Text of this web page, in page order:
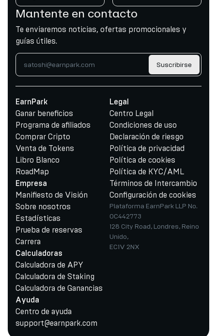
Mantente en contacto
Te enviaremos noticias, ofertas promocionales y
guías útiles.
Suscribirse
EarnPark
Ganar beneficios
Programa de afiliados
Comprar Cripto
Venta de Tokens
Libro Blanco
RoadMap
Empresa
Manifiesto de Visión
Sobre nosotros
Estadísticas
Prueba de reservas
Carrera
Calculadoras
Calculadora de APY
Calculadora de Staking
Calculadora de Ganancias
Ayuda
Centro de ayuda
support@earnpark.com
Legal
Centro Legal
Condiciones de uso
Declaración de riesgo
Política de privacidad
Política de cookies
Política de KYC/AML
Términos de Intercambio
Configuración de cookies
Plataforma EarnPark LLP No.
OC442773
128 City Road, Londres, Reino
Unido,
EC1V 2NX